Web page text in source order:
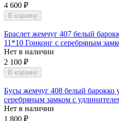
4 600 ₽
В корзину
Браслет жемчуг 407 белый
11*10 Гонконг с серебряным
Нет в наличии
2 100 ₽
В корзину
Бусы жемчуг 408 белый барокко
серебряным замком с
Нет в наличии
1 800 ₽